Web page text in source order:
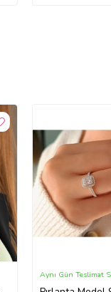
Aynı Gün Teslimat